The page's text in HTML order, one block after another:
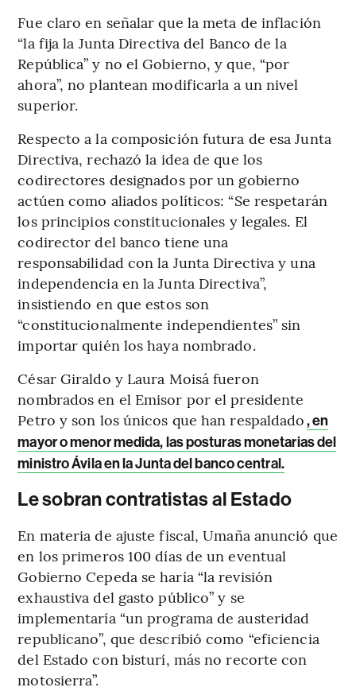
Fue claro en señalar que la meta de inflación
“la fija la Junta Directiva del Banco de la
República” y no el Gobierno, y que, “por
ahora”, no plantean modificarla a un nivel
superior.
Respecto a la composición futura de esa Junta
Directiva, rechazó la idea de que los
codirectores designados por un gobierno
actúen como aliados políticos: “Se respetarán
los principios constitucionales y legales. El
codirector del banco tiene una
responsabilidad con la Junta Directiva y una
independencia en la Junta Directiva”,
insistiendo en que estos son
“constitucionalmente independientes” sin
importar quién los haya nombrado.
César Giraldo y Laura Moisá fueron
nombrados en el Emisor por el presidente
Petro y son los únicos que han respaldado, en
mayor o menor medida, las posturas monetarias del
ministro Ávila en la Junta del banco central.
Le sobran contratistas al Estado
En materia de ajuste fiscal, Umaña anunció que
en los primeros 100 días de un eventual
Gobierno Cepeda se haría “la revisión
exhaustiva del gasto público” y se
implementaría “un programa de austeridad
republicano”, que describió como “eficiencia
del Estado con bisturí, más no recorte con
motosierra”.